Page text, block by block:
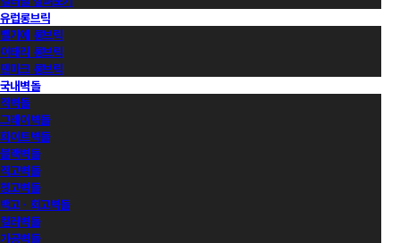
유럽롱브릭
벨기에 롱브릭
이태리 롱브릭
덴마크 롱브릭
국내벽돌
적벽돌
그레이벽돌
화이트벽돌
블랙벽돌
적고벽돌
청고벽돌
백고ㆍ회고벽돌
컬러벽돌
가공벽돌